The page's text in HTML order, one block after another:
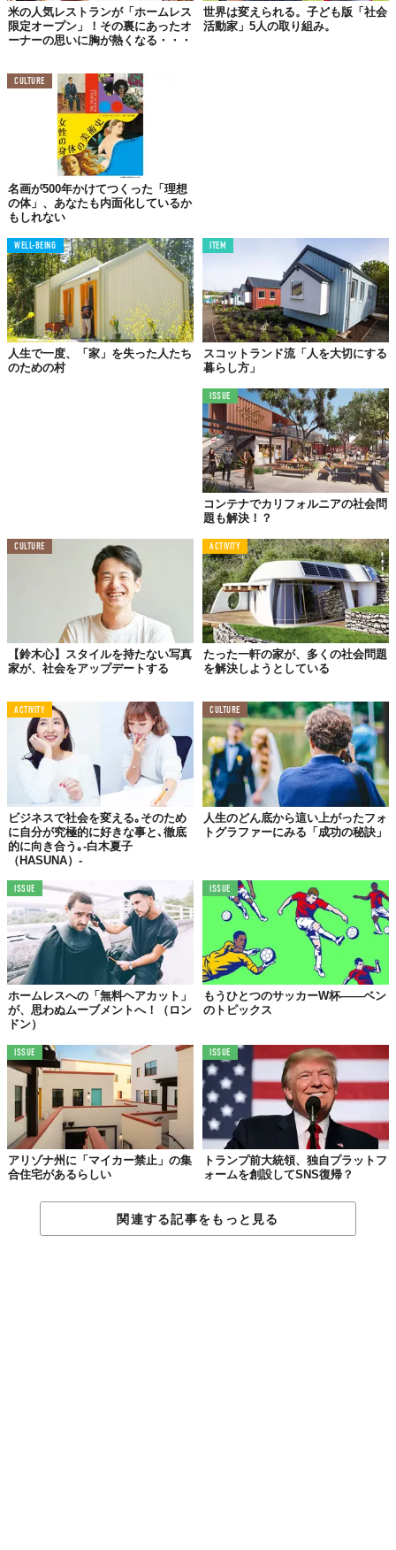
中が白で統一されたブルーの家。
黄色い家は、建物の中もイエローベースだ。
米の人気レストランが「ホームレス
限定オープン」！その裏にあったオ
ーナーの思いに胸が熱くなる・・・
世界は変えられる。子ども版「社会
活動家」5人の取り組み。
CULTURE
名画が500年かけてつくった「理想
の体」、あなたも内面化しているか
もしれない
WELL-BEING
人生で一度、「家」を失った人たち
のための村
ITEM
スコットランド流「人を大切にする
暮らし方」
ISSUE
コンテナでカリフォルニアの社会問
題も解決！？
CULTURE
【鈴木心】スタイルを持たない写真
家が、社会をアップデートする
ACTIVITY
たった一軒の家が、多くの社会問題
を解決しようとしている
ACTIVITY
ビジネスで社会を変える｡そのため
に自分が究極的に好きな事と､徹底
的に向き合う｡-白木夏子
（HASUNA）-
CULTURE
人生のどん底から這い上がったフォ
トグラファーにみる「成功の秘訣」
ISSUE
ホームレスへの「無料ヘアカット」
が、思わぬムーブメントへ！（ロン
ドン）
ISSUE
もうひとつのサッカーW杯――ベン
のトピックス
ISSUE
アリゾナ州に「マイカー禁止」の集
合住宅があるらしい
ISSUE
トランプ前大統領、独自プラットフ
ォームを創設してSNS復帰？
関連する記事をもっと見る